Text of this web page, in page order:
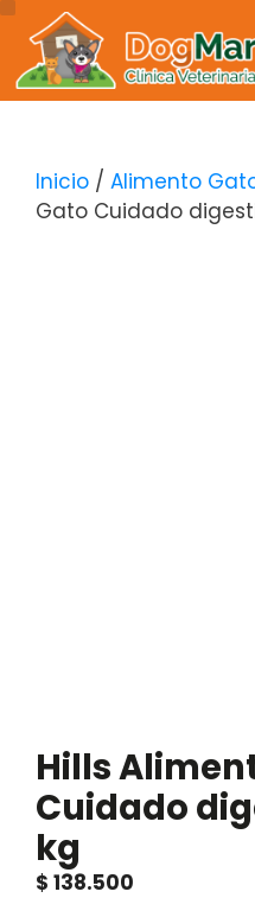
Inicio / Alimento
Gato Cuidado
Hills
Cuidado
kg
$ 138.500